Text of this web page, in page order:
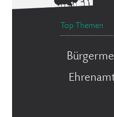
Top Themen